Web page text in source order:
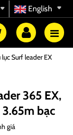
English
Surf leader EX
365 EX,
bạc
giá